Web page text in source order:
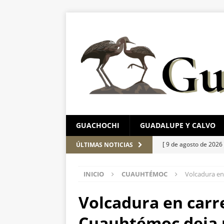
GUACHOCHI GUADALUPE Y CALVO
ÚLTIMAS NOTICIAS [ 9 de agosto de 2026
[ 9 de agosto de
INICIO CUAUHTÉMOC Volcadura
Volcadura en